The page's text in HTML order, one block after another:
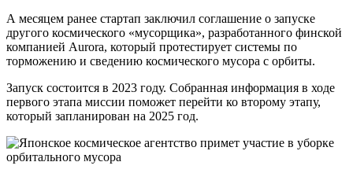
А месяцем ранее стартап заключил соглашение о запуске
другого космического «мусорщика», разработанного финской
компанией Aurora, который протестирует системы по
торможению и сведению космического мусора с орбиты.
Запуск состоится в 2023 году. Собранная информация в ходе
первого этапа миссии поможет перейти ко второму этапу,
который запланирован на 2025 год.